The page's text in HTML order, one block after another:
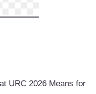
URC 2026 Means for